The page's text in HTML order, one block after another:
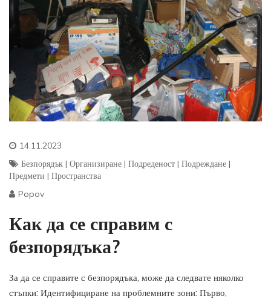
14.11.2023
Безпорядък | Организиране | Подреденост | Подреждане |
Предмети | Пространства
Popov
Как да се справим с
безпорядъка?
За да се справите с безпорядъка, може да следвате няколко
стъпки: Идентифициране на проблемните зони: Първо,